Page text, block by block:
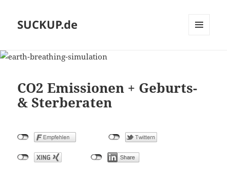
SUCKUP.de
CO2 Emissionen + Geburts-
& Sterberaten